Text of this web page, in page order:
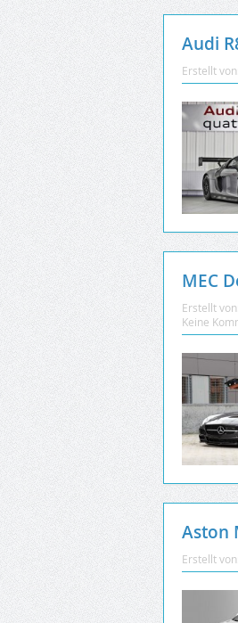
Audi
Erstellt von:
MEC
Erstellt von:
Keine
Aston
Erstellt von: